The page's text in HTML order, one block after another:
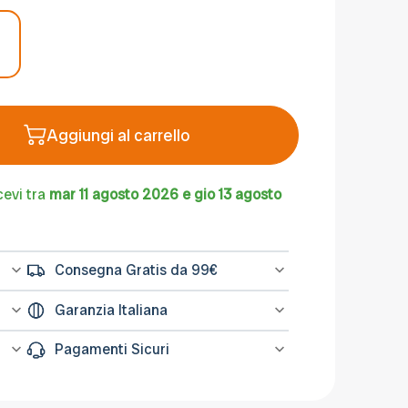
Aggiungi al carrello
tra mar 11 agosto 2026 e gio 13 agosto
Consegna Gratis da 99€
minimo 99€
Garanzia Italiana
L’assistenza per tutti i prodotti avviene in
Italia, il nostro servizio post-vendita è a
Pagamenti Sicuri